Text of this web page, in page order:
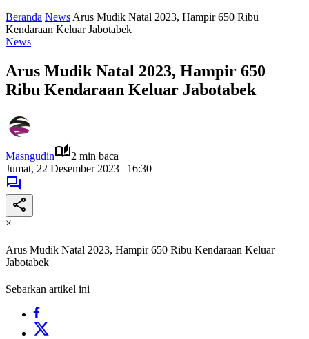
Beranda News Arus Mudik Natal 2023, Hampir 650 Ribu
Kendaraan Keluar Jabotabek
News
Arus Mudik Natal 2023, Hampir 650
Ribu Kendaraan Keluar Jabotabek
Masngudin
2 min baca
Jumat, 22 Desember 2023 | 16:30
×
Arus Mudik Natal 2023, Hampir 650 Ribu Kendaraan Keluar
Jabotabek
Sebarkan artikel ini